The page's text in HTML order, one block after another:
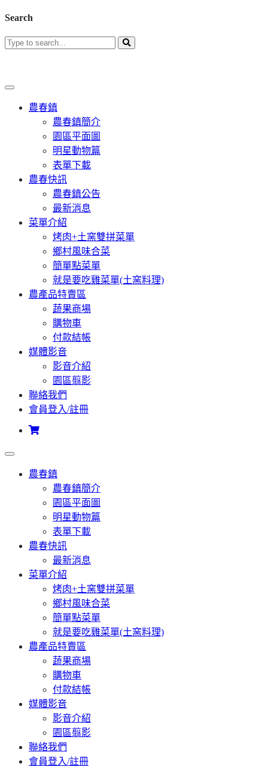
Search
農春鎮
農春鎮簡介
園區平面圖
明星動物篇
表單下載
農春快訊
農春鎮公告
最新消息
菜單介紹
烤肉+土窯雙拼菜單
鄉村風味合菜
簡單點菜單
就是要吃雞菜單(土窯料理)
農產品特賣區
蔬果商場
購物車
付款結帳
媒體影音
影音介紹
園區翦影
聯絡我們
會員登入/註冊
農春鎮
農春鎮簡介
園區平面圖
明星動物篇
表單下載
農春快訊
最新消息
菜單介紹
烤肉+土窯雙拼菜單
鄉村風味合菜
簡單點菜單
就是要吃雞菜單(土窯料理)
農產品特賣區
蔬果商場
購物車
付款結帳
媒體影音
影音介紹
園區翦影
聯絡我們
會員登入/註冊